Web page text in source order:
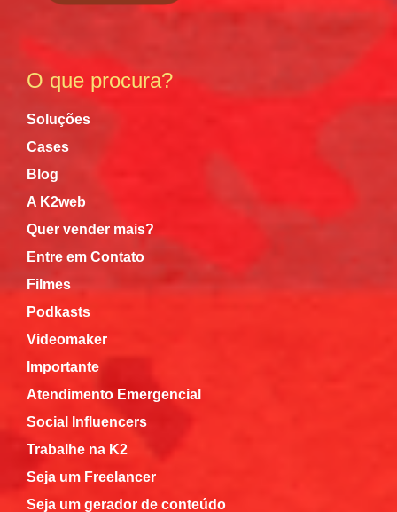
O que procura?
Soluções
Cases
Blog
A K2web
Quer vender mais?
Entre em Contato
Filmes
Podkasts
Videomaker
Importante
Atendimento Emergencial
Social Influencers
Trabalhe na K2
Seja um Freelancer
Seja um gerador de conteúdo